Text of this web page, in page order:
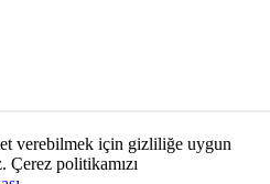
verebilmek için gizliliğe uygun
Çerez politikamızı